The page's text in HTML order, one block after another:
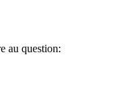
au question: